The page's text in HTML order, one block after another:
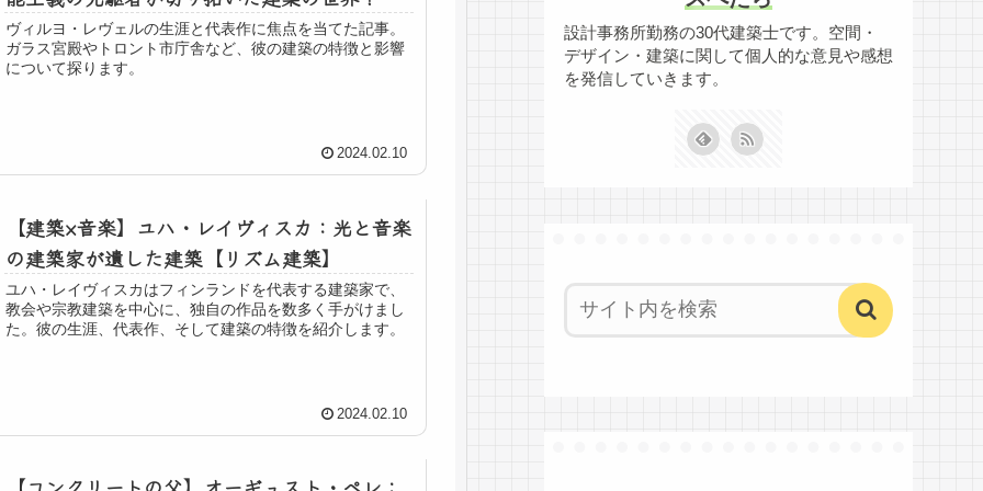
ヴィルヨ・レヴェルの生涯と代表作に焦点を当てた記事。
ガラス宮殿やトロント市庁舎など、彼の建築の特徴と影響
について探ります。
2024.02.10
【建築×音楽】ユハ・レイヴィスカ：光と音楽
の建築家が遺した建築【リズム建築】
ユハ・レイヴィスカはフィンランドを代表する建築家で、
教会や宗教建築を中心に、独自の作品を数多く手がけまし
た。彼の生涯、代表作、そして建築の特徴を紹介します。
2024.02.10
設計事務所勤務の30代建築士です。空間・
デザイン・建築に関して個人的な意見や感想
を発信していきます。